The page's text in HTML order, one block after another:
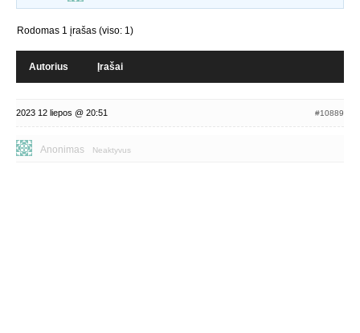
Rodomas 1 įrašas (viso: 1)
Autorius Įrašai
2023 12 liepos @ 20:51 #10889
Anonimas Neaktyvus